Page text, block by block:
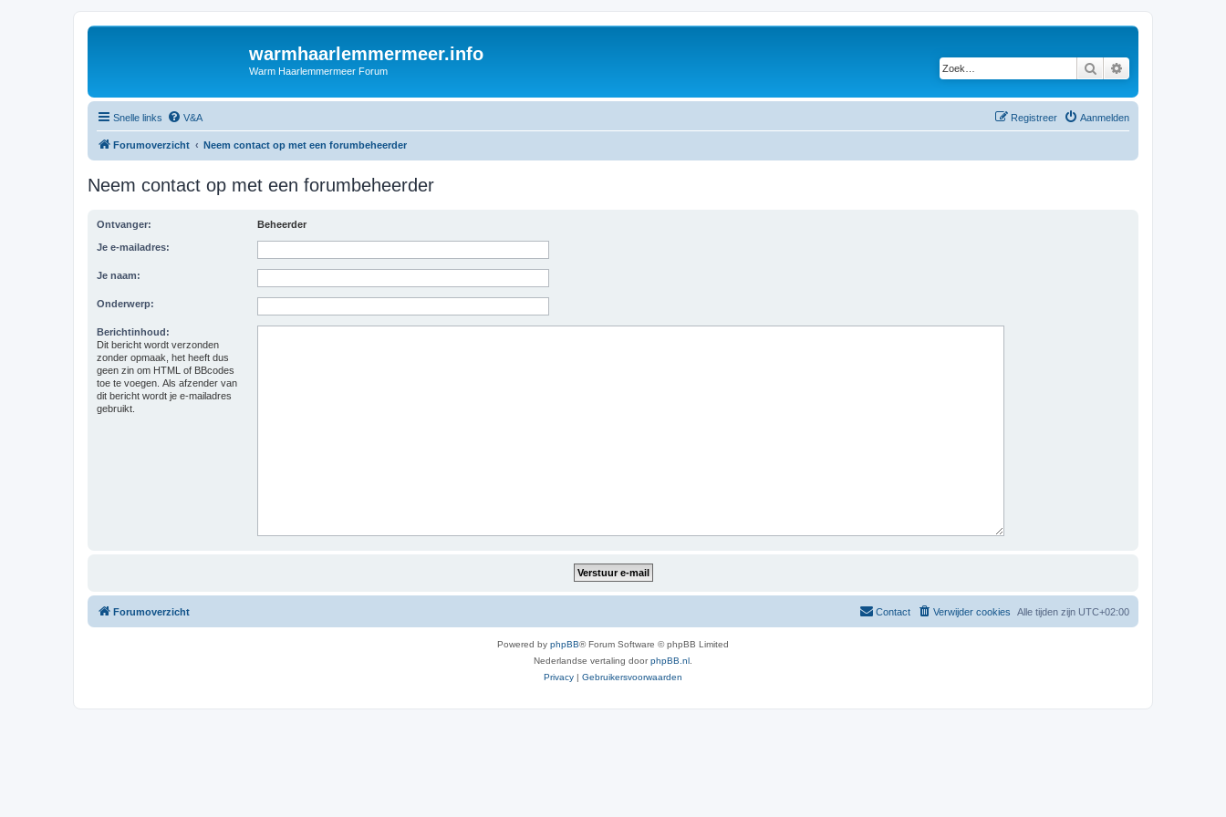
warmhaarlemmermeer.info
Warm Haarlemmermeer Forum Zoek
Snelle links V&A Aanmelden
Registreer
Forumoverzicht Neem contact op met een forumbeheerder
Neem contact op met een forumbeheerder
Ontvanger: Beheerder
Je e-mailadres:
Je naam:
Onderwerp:
Berichtinhoud:
Dit bericht wordt verzonden
zonder opmaak, het heeft dus
geen zin om HTML of BBcodes
toe te voegen. Als afzender van
dit bericht wordt je e-mailadres
gebruikt.
Forumoverzicht Alle tijden zijn UTC+02:00
Verwijder cookies
Contact
Powered by phpBB® Forum Software © phpBB Limited
Nederlandse vertaling doorphpBB.nl
Privacy | Gebruikersvoorwaarden